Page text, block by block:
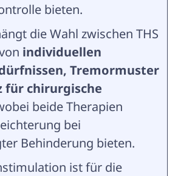
bieten.
die Wahl zwischen THS
individuellen
Tremormuster
für chirurgische
beide Therapien
bei
Behinderung bieten.
ist für die